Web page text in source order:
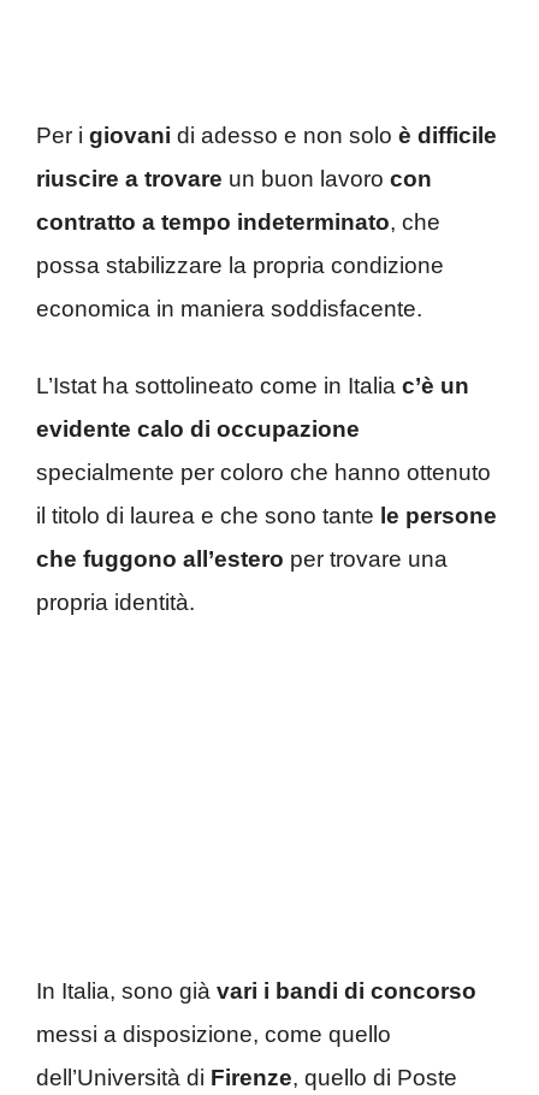
Per i giovani di adesso e non solo è difficile
riuscire a trovare un buon lavoro con
contratto a tempo indeterminato, che
possa stabilizzare la propria condizione
economica in maniera soddisfacente.
L’Istat ha sottolineato come in Italia c’è un
evidente calo di occupazione
specialmente per coloro che hanno ottenuto
il titolo di laurea e che sono tante le persone
che fuggono all’estero per trovare una
propria identità.
In Italia, sono già vari i bandi di concorso
messi a disposizione, come quello
dell’Università di Firenze, quello di Poste